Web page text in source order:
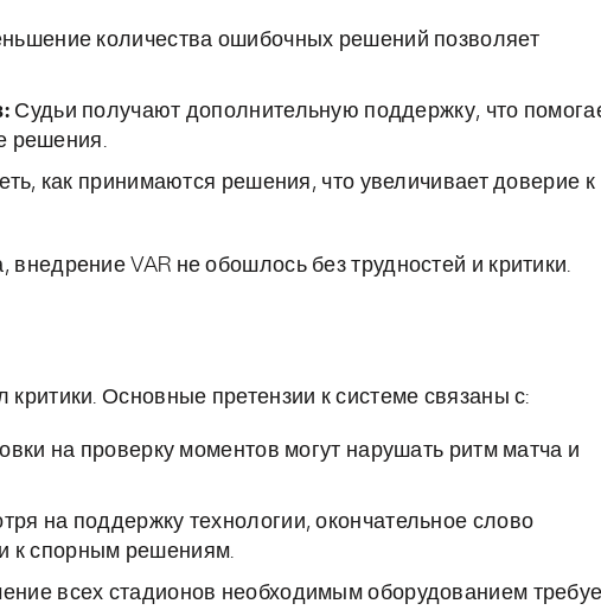
количества ошибочных решений позволяет
Судьи получают дополнительную поддержку, что
решения.
как принимаются решения, что увеличивает доверие к
VAR не обошлось без трудностей и критики.
Основные претензии к системе связаны с:
на проверку моментов могут нарушать ритм матча и
на поддержку технологии, окончательное слово
к спорным решениям.
всех стадионов необходимым оборудованием